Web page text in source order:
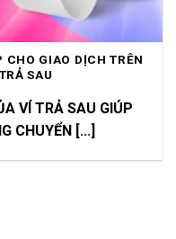
CHO GIAO DỊCH TRÊN
SAU
VÍ TRẢ SAU GIÚP
CHUYỂN [...]